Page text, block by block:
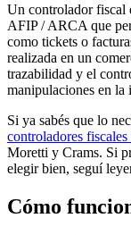
Un controlador fiscal
AFIP / ARCA que
como tickets o
realizada en un
trazabilidad y el
manipulaciones en
Si ya sabés que lo
controladores
Moretti y Crams. Si
elegir bien, seguí
Cómo